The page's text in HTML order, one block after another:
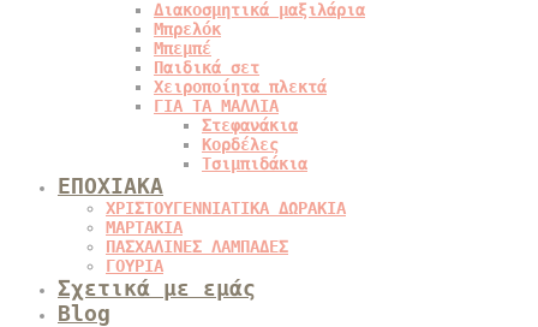
Διακοσμητικά μαξιλάρια
Μπρελόκ
Μπεμπέ
Παιδικά σετ
Χειροποίητα πλεκτά
ΓΙΑ ΤΑ ΜΑΛΛΙΑ
Στεφανάκια
Κορδέλες
Τσιμπιδάκια
ΕΠΟΧΙΑΚΑ
ΧΡΙΣΤΟΥΓΕΝΝΙΑΤΙΚΑ ΔΩΡΑΚΙΑ
ΜΑΡΤΑΚΙΑ
ΠΑΣΧΑΛΙΝΕΣ ΛΑΜΠΑΔΕΣ
ΓΟΥΡΙΑ
Σχετικά με εμάς
Blog